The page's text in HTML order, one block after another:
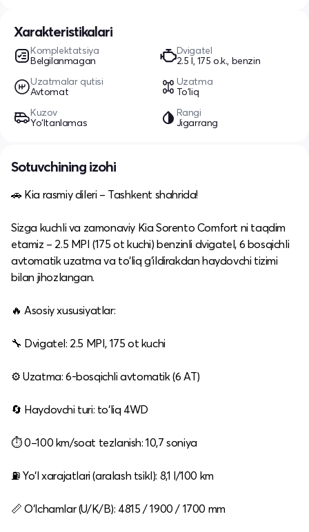
Xarakteristikalari
Komplektatsiya
Belgilanmagan
Dvigatel
2.5 l, 175 o.k., benzin
Uzatmalar qutisi
Avtomat
Uzatma
To'liq
Kuzov
Yo‘ltanlamas
Rangi
Jigarrang
Sotuvchining izohi
🚗 Kia rasmiy dileri – Tashkent shahrida!
Sizga kuchli va zamonaviy Kia Sorento Comfort ni taqdim
etamiz – 2.5 MPI (175 ot kuchi) benzinli dvigatel, 6 bosqichli
avtomatik uzatma va to‘liq g‘ildirakdan haydovchi tizimi
bilan jihozlangan.
🔥 Asosiy xususiyatlar:
🔧 Dvigatel: 2.5 MPI, 175 ot kuchi
⚙️ Uzatma: 6‑bosqichli avtomatik (6 AT)
🔄 Haydovchi turi: to‘liq 4WD
⏱️ 0–100 km/soat tezlanish: 10,7 soniya
⛽ Yo‘l xarajatlari (aralash tsikl): 8,1 l/100 km
📏 O‘lchamlar (U/K/B): 4815 / 1900 / 1700 mm